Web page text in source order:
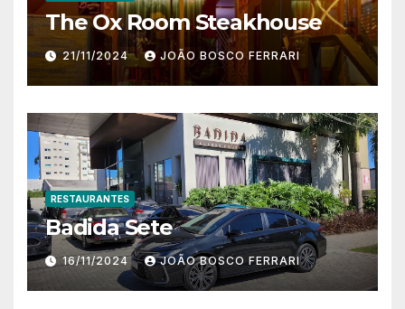
The Ox Room Steakhouse
21/11/2024 JOÃO BOSCO FERRARI
RESTAURANTES
Badida Sete
16/11/2024 JOÃO BOSCO FERRARI